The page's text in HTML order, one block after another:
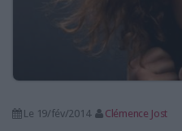
Le 19/fév/2014
Clémence Jost